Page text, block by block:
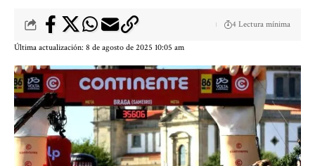
Última actualización: 8 de agosto de 2025 10:05 am
4 Lectura mínima